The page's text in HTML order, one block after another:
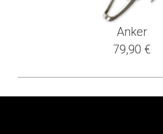
Anker
79,90 €